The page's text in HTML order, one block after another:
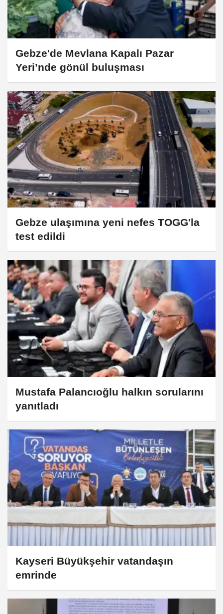
Gebze'de Mevlana Kapalı Pazar
Yeri’nde gönül buluşması
Gebze ulaşımına yeni nefes TOGG'la
test edildi
Mustafa Palancıoğlu halkın sorularını
yanıtladı
Kayseri Büyükşehir vatandaşın
emrinde